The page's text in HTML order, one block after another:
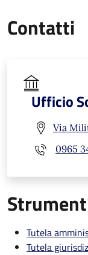
Contatti
Ufficio
Via
0965
Tutela
Tutela